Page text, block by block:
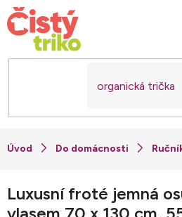
Přejít
na
obsah
Do domácnosti
Luxusní froté jemná
vlasem 70 x 130 cm,